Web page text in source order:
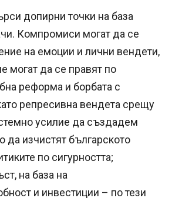
допирни точки на база
Компромиси могат да се
на емоции и лични вендети,
могат да се правят по
реформа и борбата с
репресивна вендета срещу
усилие да създадем
да изчистят българското
по сигурността;
на база на
и инвестиции – по тези